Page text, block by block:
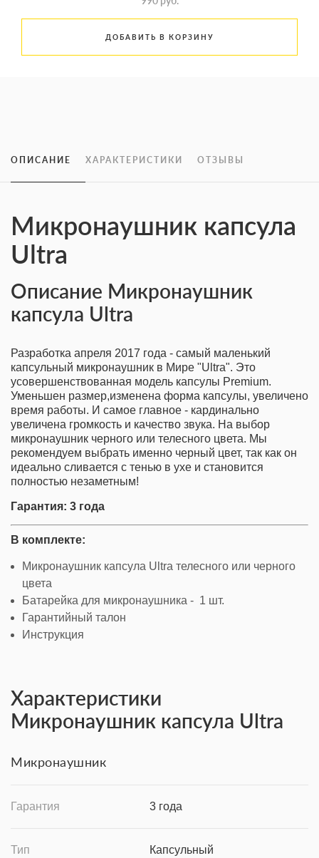
ДОБАВИТЬ В КОРЗИНУ
ОПИСАНИЕ ХАРАКТЕРИСТИКИ ОТЗЫВЫ
Микронаушник капсула
Ultra
Описание Микронаушник
капсула Ultra
Разработка апреля 2017 года - самый маленький
капсульный микронаушник в Мире "Ultra". Это
усовершенствованная модель капсулы Premium.
Уменьшен размер,изменена форма капсулы, увеличено
время работы. И самое главное - кардинально
увеличена громкость и качество звука. На выбор
микронаушник черного или телесного цвета. Мы
рекомендуем выбрать именно черный цвет, так как он
идеально сливается с тенью в ухе и становится
полностью незаметным!
Гарантия: 3 года
В комплекте:
Микронаушник капсула Ultra телесного или черного
цвета
Батарейка для микронаушника - 1 шт.
Гарантийный талон
Инструкция
Характеристики
Микронаушник капсула Ultra
Микронаушник
Гарантия 3 года
Тип Капсульный